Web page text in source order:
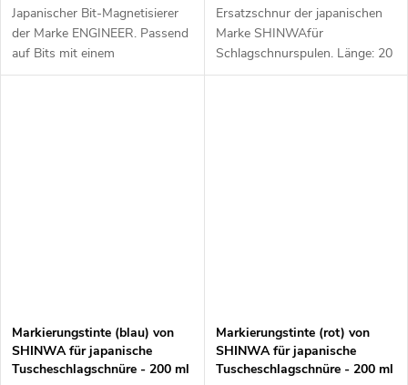
Japanischer Bit-Magnetisierer
der Marke ENGINEER. Passend
auf Bits mit einem
Durchmesser von 4 bis 6,35
Ersatzschnur der japanischen
Marke SHINWAfür
Schlagschnurspulen. Länge: 20
Meter. Hergestellt in Japan.
Markierungstinte (blau) von
SHINWA für japanische
Tuscheschlagschnüre - 200 ml
Markierungstinte (rot) von
SHINWA für japanische
Tuscheschlagschnüre - 200 ml